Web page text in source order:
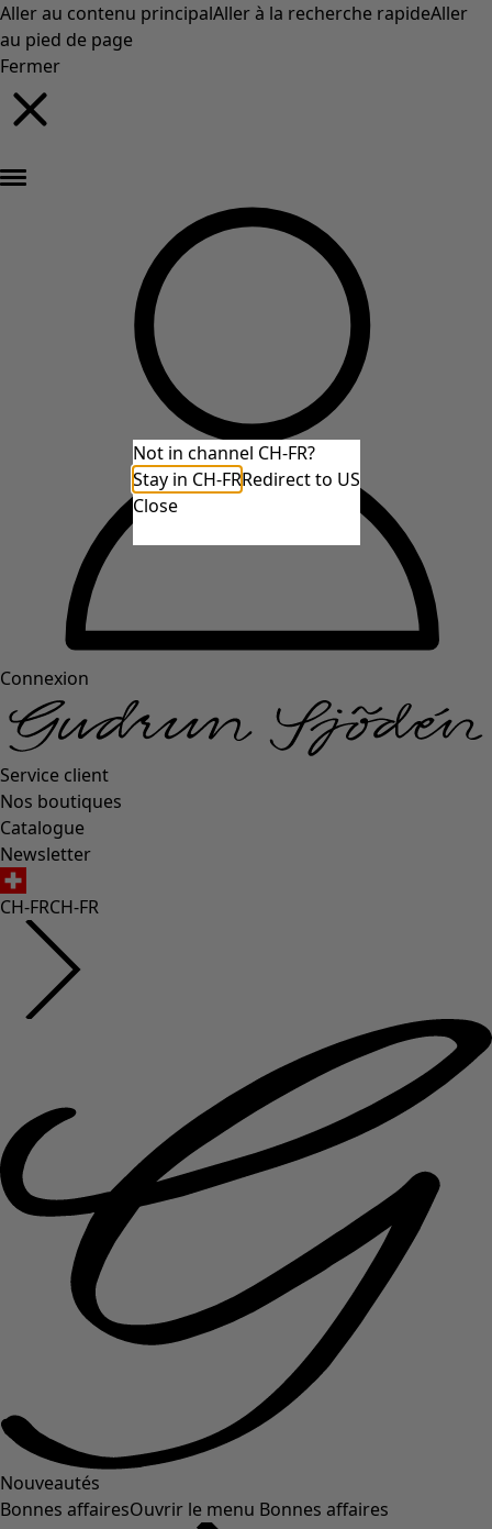
Aller au contenu principalAller à la recherche rapideAller
au pied de page
Fermer
Connexion
Service client
Nos boutiques
Catalogue
Newsletter
CH-FRCH-FR
Nouveautés
Bonnes affairesOuvrir le menu Bonnes affaires
Not in channel CH-FR?
Stay in CH-FRRedirect to US
Close